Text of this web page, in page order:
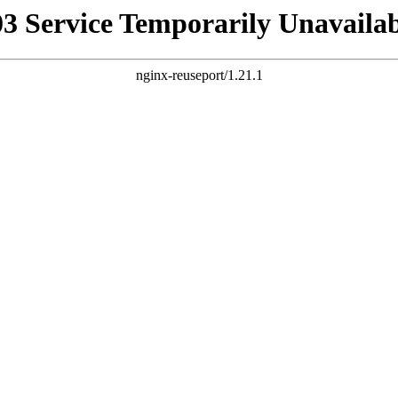
Service Temporarily
nginx-reuseport/1.21.1